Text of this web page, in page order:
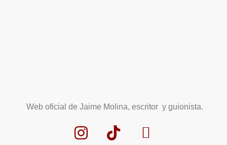
Web oficial de Jaime Molina, escritor y guionista.